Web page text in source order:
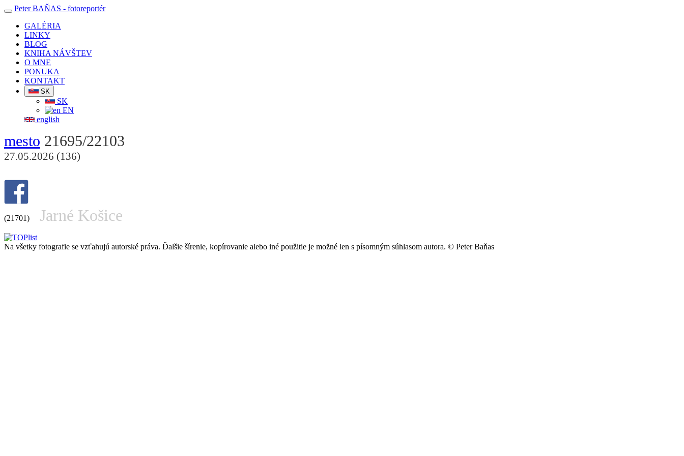
Peter BAŇAS - fotoreportér
GALÉRIA
LINKY
BLOG
KNIHA NÁVŠTEV
O MNE
PONUKA
KONTAKT
SK
SK
EN
english
mesto 21695/22103
27.05.2026 (136)
(21701) Jarné Košice
Na všetky fotografie se vzťahujú autorské práva. Ďalšie šírenie, kopírovanie alebo iné použitie je možné len s písomným súhlasom autora. © Peter Baňas